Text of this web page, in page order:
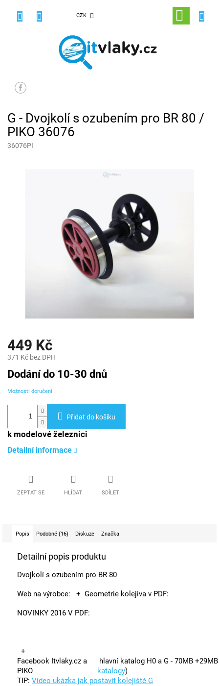
CZK
NÁKUPNÍ
KOŠÍK
G - Dvojkolí s ozubením pro BR 80 /
PIKO 36076
36076PI
449 Kč
371 Kč bez DPH
Měrná
cena:
Dodání do 10-30 dnů
Možnosti doručení
Přidat do košíku
k modelové železnici
Detailní informace
ZEPTAT SE HLÍDAT SDÍLET
Popis Podobné (16) Diskuze Značka
Detailní popis produktu
Dvojkolí s ozubením pro BR 80
Web na výrobce: + Geometrie kolejiva v PDF:
NOVINKY 2016 V PDF:
+
Facebook Itvlaky.cz a
PIKO
hlavní katalog H0 a G - 70MB
katalogy)
TIP: Video ukázka jak postavit kolejiště G